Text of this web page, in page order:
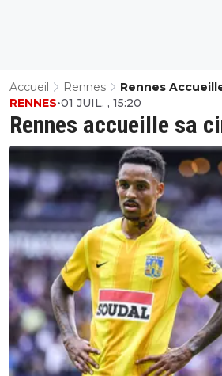
Accueil Rennes Rennes
Rennes accueille sa
RENNES•01 JUIL. , 15:20